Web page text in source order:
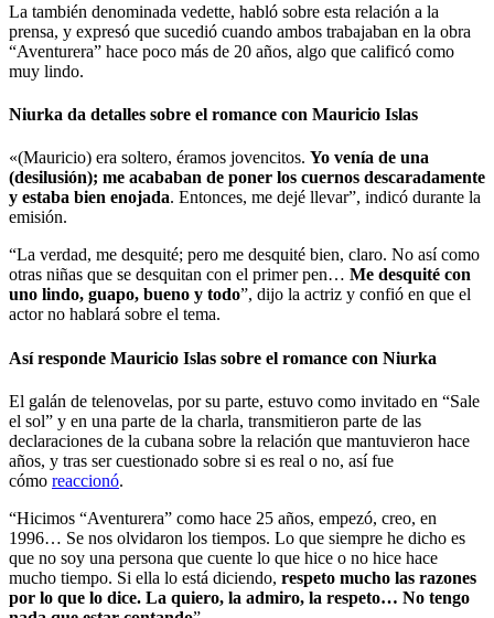
La también denominada vedette, habló sobre esta relación a la
prensa, y expresó que sucedió cuando ambos trabajaban en la obra
“Aventurera” hace poco más de 20 años, algo que calificó como
muy lindo.
Niurka da detalles sobre el romance con Mauricio Islas
«(Mauricio) era soltero, éramos jovencitos. Yo venía de una
(desilusión); me acababan de poner los cuernos descaradamente
y estaba bien enojada. Entonces, me dejé llevar”, indicó durante la
emisión.
“La verdad, me desquité; pero me desquité bien, claro. No así como
otras niñas que se desquitan con el primer pen… Me desquité con
uno lindo, guapo, bueno y todo”, dijo la actriz y confió en que el
actor no hablará sobre el tema.
Así responde Mauricio Islas sobre el romance con Niurka
El galán de telenovelas, por su parte, estuvo como invitado en “Sale
el sol” y en una parte de la charla, transmitieron parte de las
declaraciones de la cubana sobre la relación que mantuvieron hace
años, y tras ser cuestionado sobre si es real o no, así fue
cómo reaccionó.
“Hicimos “Aventurera” como hace 25 años, empezó, creo, en
1996… Se nos olvidaron los tiempos. Lo que siempre he dicho es
que no soy una persona que cuente lo que hice o no hice hace
mucho tiempo. Si ella lo está diciendo, respeto mucho las razones
por lo que lo dice. La quiero, la admiro, la respeto… No tengo